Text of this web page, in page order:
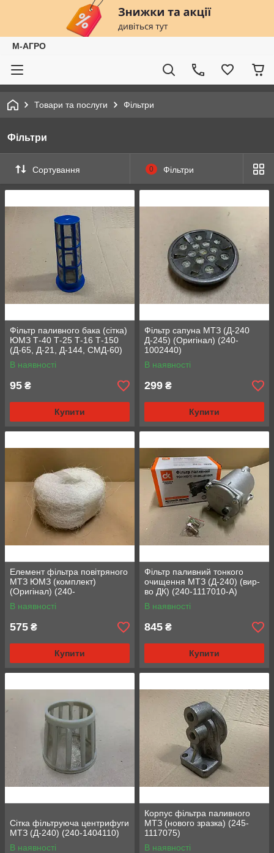
М-АГРО
Товари та послуги Фільтри
Фільтри
Сортування 0 Фільтри
Фільтр паливного бака (сітка)
ЮМЗ Т-40 Т-25 Т-16 Т-150
(Д-65, Д-21, Д-144, СМД-60)
(150.50.026)
В наявності
95 ₴
Купити
Фільтр сапуна МТЗ (Д-240
Д-245) (Оригінал) (240-
1002440)
В наявності
299 ₴
Купити
Елемент фільтра повітряного
МТЗ ЮМЗ (комплект)
(Оригінал) (240-
1109165/66/67)
В наявності
575 ₴
Купити
Фільтр паливний тонкого
очищення МТЗ (Д-240) (вир-
во ДК) (240-1117010-А)
В наявності
845 ₴
Купити
Сітка фільтруюча центрифуги
МТЗ (Д-240) (240-1404110)
В наявності
Корпус фільтра паливного
МТЗ (нового зразка) (245-
1117075)
В наявності